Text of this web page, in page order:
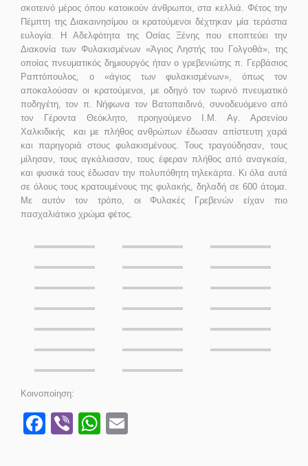
σκοτεινό μέρος όπου κατοικούν άνθρωποι, στα κελλιά. Φέτος την
Πέμπτη της Διακαινησίμου οι κρατούμενοι δέχτηκαν μία τεράστια
ευλογία. Η Αδελφότητα της Οσίας Ξένης που εποπτεύει την
Διακονία των Φυλακισμένων «Άγιος Ληστής του Γολγοθά», της
οποίας πνευματικός δημιουργός ήταν ο γρεβενιώτης π. Γερβάσιος
Ραπτόπουλος, ο «άγιος των φυλακισμένων», όπως τον
αποκαλούσαν οι κρατούμενοι, με οδηγό τον τωρινό πνευματικό
ποδηγέτη, τον π. Νήφωνα τον Βατοπαιδινό, συνοδευόμενο από
τον Γέροντα Θεόκλητο, προηγούμενο Ι.Μ. Αγ. Αρσενίου
Χαλκιδικής και με πλήθος ανθρώπων έδωσαν απίστευτη χαρά
και παρηγοριά στους φυλακισμένους. Τους τραγούδησαν, τους
μίλησαν, τους αγκάλιασαν, τους έφεραν πλήθος από αναγκαία,
και φυσικά τους έδωσαν την πολυπόθητη τηλεκάρτα. Κι όλα αυτά
σε όλους τους κρατουμένους της φυλακής, δηλαδή σε 600 άτομα.
Με αυτόν τον τρόπο, οι Φυλακές Γρεβενών είχαν πιο
πασχαλιάτικο χρώμα φέτος.
Κοινοποίηση:
Facebook
ViberWhatsApp